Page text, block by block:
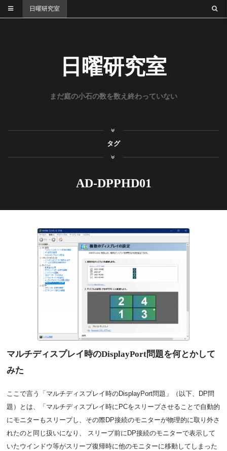
日曜研究室
日曜研究室
まだ庭の小石の数を数え終わっていない
タグ
AD-DPPHD01
マルチディスプレイ時のDisplayPort問題を何とかして
みた
ここで言う「マルチディスプレイ時のDisplayPort問題」（以下、DP問
題）とは、「マルチディスプレイ時にPCをスリープさせることで自動的
にモニターもスリープし、その際DP接続のモニターが物理的に取り外さ
れたのと同じ扱いになり、 スリープ前にDP接続のモニターで表示して
いたウインドウ等がスリープ復帰時に他のモニターに移動してしまった